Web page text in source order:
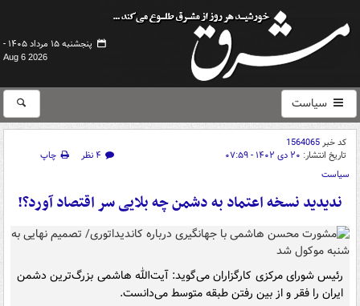
پنجشنبه ۱۵ مرداد ۱۴۰۵ -
Aug 6 2026
سیاست
کد خبر1564065
تاریخ انتشار: ۲۰ دی ۱۴۰۲ - ۰۷:۵۹ ۴ نظر
چاپ
سیاست
ندیدید نسخه اعتماد به دشمن چه بلایی سر اقتصاد آورد؟!
رئیس شورای مرکزی کارگزاران می‌گوید: آیت‌الله ‌هاشمی بزرگ‌ترین دشمن
ایران را فقر و از بین رفتن طبقه متوسط می‌دانست.